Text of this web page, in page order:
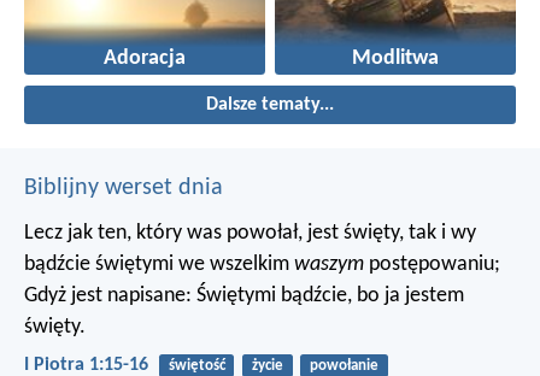
Adoracja Modlitwa
Dalsze tematy...
Biblijny werset dnia
Lecz jak ten, który was powołał, jest święty, tak i wy
bądźcie świętymi we wszelkim waszym postępowaniu;
Gdyż jest napisane: Świętymi bądźcie, bo ja jestem
święty.
I Piotra 1:15-16 świętość życie powołanie